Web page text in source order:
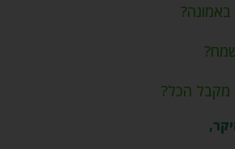
שמח?
מקבל הכל?